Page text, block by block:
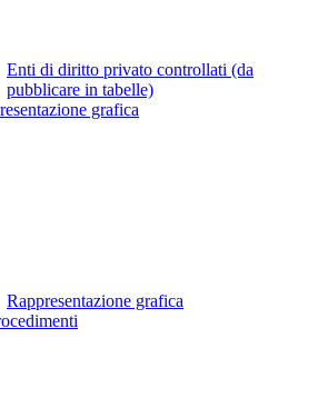
Enti di diritto privato controllati (da
pubblicare in tabelle)
grafica
Rappresentazione grafica